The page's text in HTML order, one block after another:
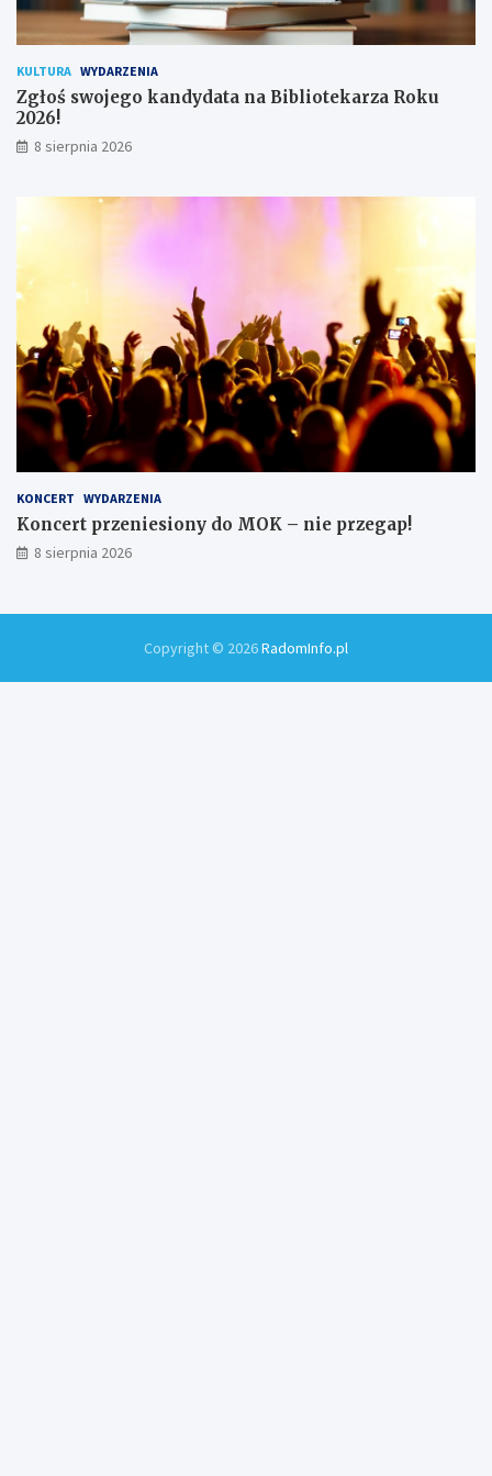
n
i
ó
w
KULTURA WYDARZENIA
Zgłoś swojego kandydata na Bibliotekarza Roku
2026!
8 sierpnia 2026
KONCERT WYDARZENIA
Koncert przeniesiony do MOK – nie przegap!
8 sierpnia 2026
Copyright © 2026RadomInfo.pl